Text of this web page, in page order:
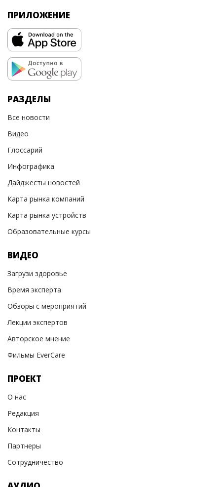
ПРИЛОЖЕНИЕ
РАЗДЕЛЫ
Все новости
Видео
Глоссарий
Инфографика
Дайджесты новостей
Карта рынка компаний
Карта рынка устройств
Образовательные курсы
ВИДЕО
Загрузи здоровье
Время эксперта
Обзоры с мероприятий
Лекции экспертов
Авторское мнение
Фильмы EverCare
ПРОЕКТ
О нас
Редакция
Контакты
Партнеры
Сотрудничество